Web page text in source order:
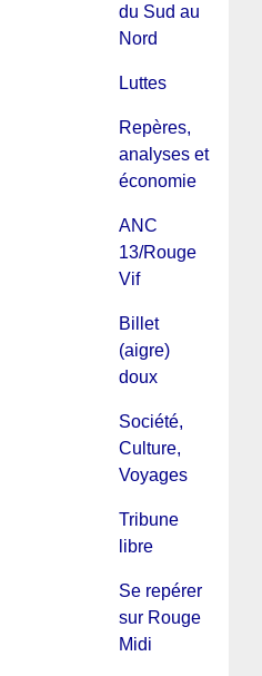
du Sud au
Nord
Luttes
Repères,
analyses et
économie
ANC
13/Rouge
Vif
Billet
(aigre)
doux
Société,
Culture,
Voyages
Tribune
libre
Se repérer
sur Rouge
Midi